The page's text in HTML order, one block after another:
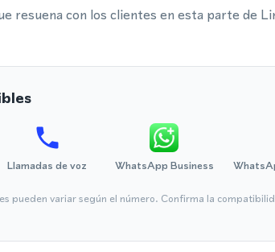
resuena con los clientes en esta parte de
Llamadas de voz WhatsApp Business
pueden variar según el número. Confirma la